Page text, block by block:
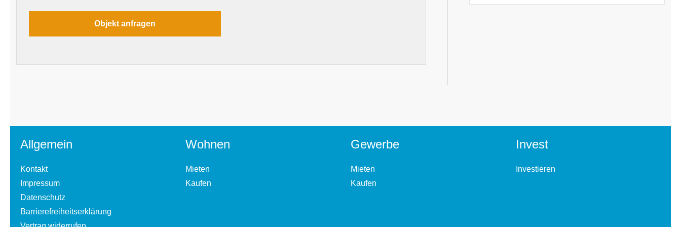
Allgemein
Kontakt
Impressum
Datenschutz
Barrierefreiheitserklärung
Wohnen
Mieten
Kaufen
Gewerbe
Mieten
Kaufen
Invest
Investieren